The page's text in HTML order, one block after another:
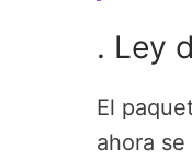
. Ley
El
ahora se